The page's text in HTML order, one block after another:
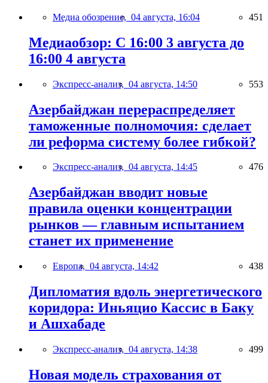
Медиа обозрение, 04 августа, 16:04 451
Медиаобзор: С 16:00 3 августа до
16:00 4 августа
Экспресс-анализ, 04 августа, 14:50 553
Азербайджан перераспределяет
таможенные полномочия: сделает
ли реформа систему более гибкой?
Экспресс-анализ, 04 августа, 14:45 476
Азербайджан вводит новые
правила оценки концентрации
рынков — главным испытанием
станет их применение
Европа, 04 августа, 14:42 438
Дипломатия вдоль энергетического
коридора: Иньяцио Кассис в Баку
и Ашхабаде
Экспресс-анализ, 04 августа, 14:38 499
Новая модель страхования от